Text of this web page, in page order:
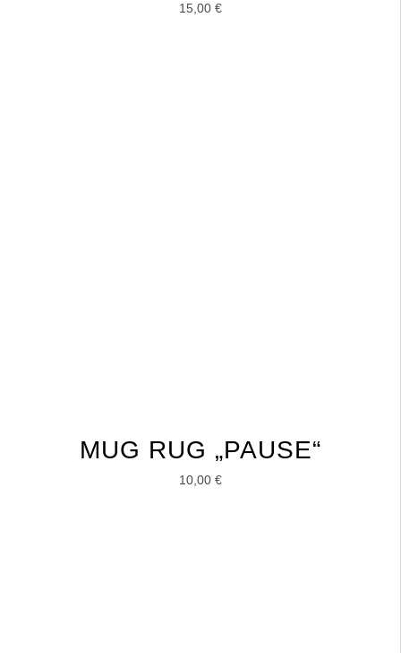
15,00 €
MUG RUG „PAUSE“
10,00 €